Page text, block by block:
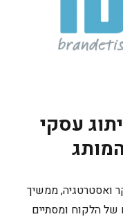
עסקי
ואסטרטגיה, ממשיך
הלקוח ומסתיים